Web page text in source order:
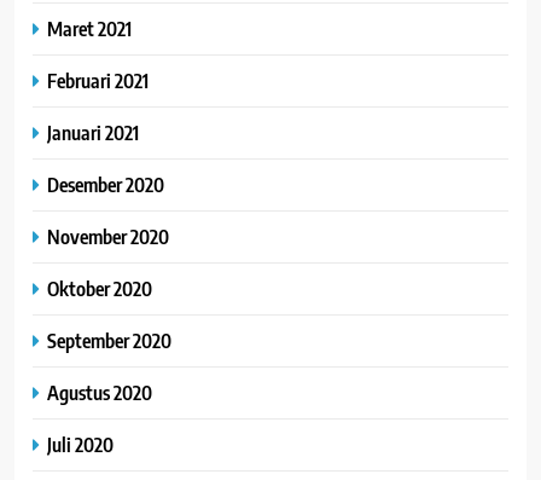
Maret 2021
Februari 2021
Januari 2021
Desember 2020
November 2020
Oktober 2020
September 2020
Agustus 2020
Juli 2020